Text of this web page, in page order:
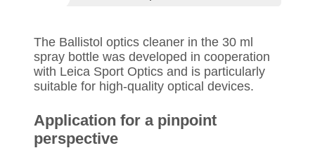
The Ballistol optics cleaner in the 30 ml
spray bottle was developed in cooperation
with Leica Sport Optics and is particularly
suitable for high-quality optical devices.
Application for a pinpoint
perspective